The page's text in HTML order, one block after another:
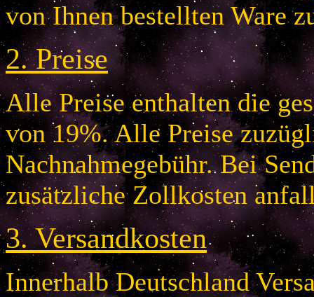
von Ihnen bestellten Ware
2.Preise
Alle Preise enthalten die
von 19%. Alle Preise
Nachnahmegebühr. Bei
zusätzliche Zollkosten
3.Versandkosten
Innerhalb Deutschland